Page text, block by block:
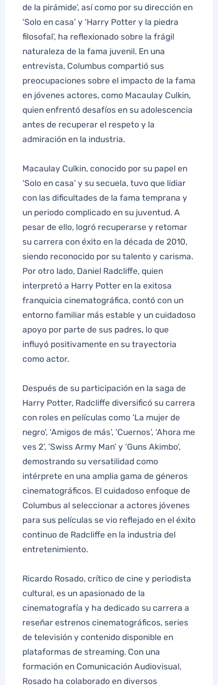
de la pirámide’, así como por su dirección en
‘Solo en casa’ y ‘Harry Potter y la piedra
filosofal’, ha reflexionado sobre la frágil
naturaleza de la fama juvenil. En una
entrevista, Columbus compartió sus
preocupaciones sobre el impacto de la fama
en jóvenes actores, como Macaulay Culkin,
quien enfrentó desafíos en su adolescencia
antes de recuperar el respeto y la
admiración en la industria.
Macaulay Culkin, conocido por su papel en
‘Solo en casa’ y su secuela, tuvo que lidiar
con las dificultades de la fama temprana y
un periodo complicado en su juventud. A
pesar de ello, logró recuperarse y retomar
su carrera con éxito en la década de 2010,
siendo reconocido por su talento y carisma.
Por otro lado, Daniel Radcliffe, quien
interpretó a Harry Potter en la exitosa
franquicia cinematográfica, contó con un
entorno familiar más estable y un cuidadoso
apoyo por parte de sus padres, lo que
influyó positivamente en su trayectoria
como actor.
Después de su participación en la saga de
Harry Potter, Radcliffe diversificó su carrera
con roles en películas como ‘La mujer de
negro’, ‘Amigos de más’, ‘Cuernos’, ‘Ahora me
ves 2’, ‘Swiss Army Man’ y ‘Guns Akimbo’,
demostrando su versatilidad como
intérprete en una amplia gama de géneros
cinematográficos. El cuidadoso enfoque de
Columbus al seleccionar a actores jóvenes
para sus películas se vio reflejado en el éxito
continuo de Radcliffe en la industria del
entretenimiento.
Ricardo Rosado, crítico de cine y periodista
cultural, es un apasionado de la
cinematografía y ha dedicado su carrera a
reseñar estrenos cinematográficos, series
de televisión y contenido disponible en
plataformas de streaming. Con una
formación en Comunicación Audiovisual,
Rosado ha colaborado en diversos